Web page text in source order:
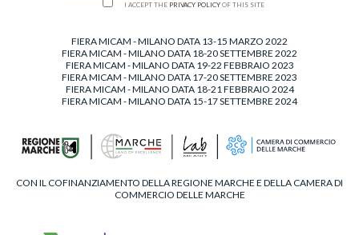
I ACCEPT THE PRIVACY POLICY OF THIS SITE
FIERA MICAM - MILANO DATA 13-15 MARZO 2022
FIERA MICAM - MILANO DATA 18-20 SETTEMBRE 2022
FIERA MICAM - MILANO DATA 19-22 FEBBRAIO 2023
FIERA MICAM - MILANO DATA 17-20 SETTEMBRE 2023
FIERA MICAM - MILANO DATA 18-21 FEBBRAIO 2024
FIERA MICAM - MILANO DATA 15-17 SETTEMBRE 2024
CON IL COFINANZIAMENTO DELLA REGIONE MARCHE E DELLA CAMERA DI
COMMERCIO DELLE MARCHE